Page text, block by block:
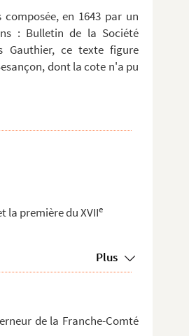
en 1643 par un
: Bulletin de la Société
Gauthier, ce texte figure
dont la cote n'a pu
la première du XVIIe
Plus
de la Franche-Comté